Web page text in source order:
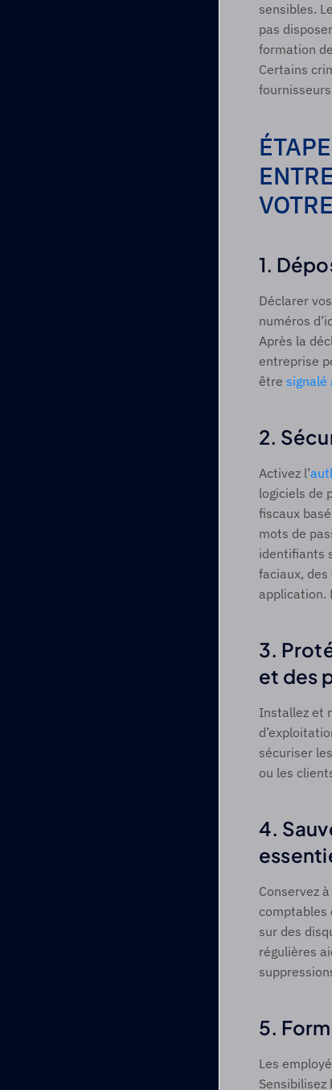
sensibles.
pas
formation
Certains
1.
Déclarer
numéros
Après la
entreprise
être signalé
2.
Activez l’
logiciels de
fiscaux
mots de
identifiants
faciaux, des
application.
3.
et des
Installez et
sécuriser
ou les
4.
Conservez
comptables
sur des
régulières
5.
Les